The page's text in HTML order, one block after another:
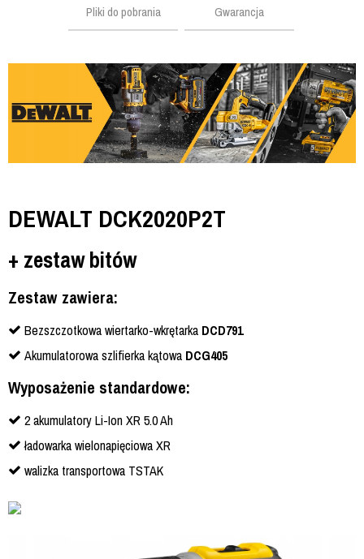
Pliki do pobrania
Gwarancja
DEWALT DCK2020P2T
+ zestaw bitów
Zestaw zawiera:
Bezszczotkowa wiertarko-wkrętarka DCD791
Akumulatorowa szlifierka kątowa DCG405
Wyposażenie standardowe:
2 akumulatory Li-Ion XR 5.0 Ah
ładowarka wielonapięciowa XR
walizka transportowa TSTAK